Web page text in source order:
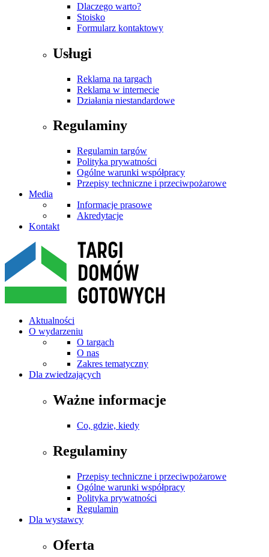
Dlaczego warto?
Stoisko
Formularz kontaktowy
Usługi
Reklama na targach
Reklama w internecie
Działania niestandardowe
Regulaminy
Regulamin targów
Polityka prywatności
Ogólne warunki współpracy
Przepisy techniczne i przeciwpożarowe
Media
Informacje prasowe
Akredytacje
Kontakt
Aktualności
O wydarzeniu
O targach
O nas
Zakres tematyczny
Dla zwiedzających
Ważne informacje
Co, gdzie, kiedy
Regulaminy
Przepisy techniczne i przeciwpożarowe
Ogólne warunki współpracy
Polityka prywatności
Regulamin
Dla wystawcy
Oferta